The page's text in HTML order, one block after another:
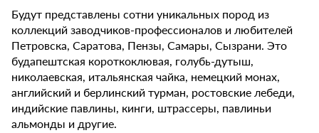
Будут представлены сотни уникальных пород из
коллекций заводчиков-профессионалов и любителей
Петровска, Саратова, Пензы, Самары, Сызрани. Это
будапештская короткоклювая, голубь-дутыш,
николаевская, итальянская чайка, немецкий монах,
английский и берлинский турман, ростовские лебеди,
индийские павлины, кинги, штрассеры, павлиньи
альмонды и другие.